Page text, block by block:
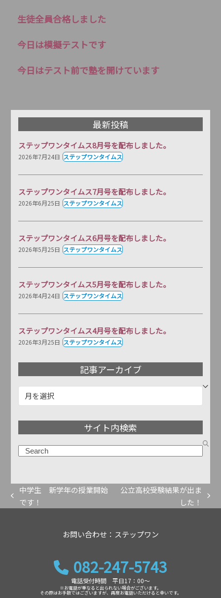
生徒全員合格しました
今日は模擬テストです
今日はテスト前で塾を開けています
最新投稿
ステップワンタイムス8月号を配布しました。
2026年7月24日 ステップワンタイムス
ステップワンタイムス7月号を配布しました。
2026年6月25日 ステップワンタイムス
ステップワンタイムス6月号を配布しました。
2026年5月25日 ステップワンタイムス
ステップワンタイムス5月号を配布しました。
2026年4月24日 ステップワンタイムス
ステップワンタイムス4月号を配布しました。
2026年3月25日 ステップワンタイムス
記事アーカイブ
事
サイト内検索
previous
中学生 新学年の授業開始
です！
公立高校受験結果が出ま
した！
お問い合わせ：ステップワン
082-247-5743
電話受付時間 平日17：00～
※お電話が重なると出られない場合がございます。
その際はお手数ではございますが、再度お電話いただけると幸いです。